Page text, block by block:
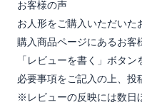
お客様の声
お人形をご購入いただいた
購入商品ページにあるお客
「レビューを書く」ボタン
必要事項をご記入の上、投
※レビューの反映には数日